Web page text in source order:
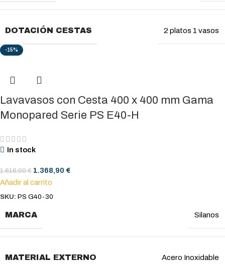
DOTACIÓN CESTAS 2 platos 1 vasos
-15%
Lavavasos con Cesta 400 x 400 mm Gama
Monopared Serie PS E40-H
In stock
1.616,00€ 1.368,90 €
Añadir al carrito
SKU: PS G40-30
MARCA Silanos
MATERIAL EXTERNO Acero Inoxidable